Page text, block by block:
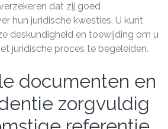
dat zij goed
hun juridische kwesties. U kunt
deskundigheid en toewijding om u
juridische proces te begeleiden.
documenten en
zorgvuldig